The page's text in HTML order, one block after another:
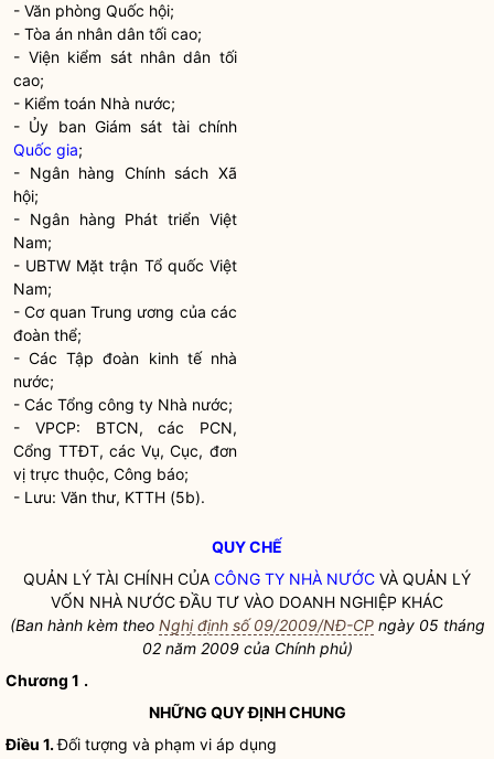
- Văn phòngQuốc hội;
- Tòa án nhân dân tối cao;
- Viện kiểm sát nhân dân tối
cao;
- Kiểm toán Nhà nước;
- Ủy ban Giám sát tài chính
Quốc gia;
- Ngân hàng Chính sách Xã
hội;
- Ngân hàng Phát triển Việt
Nam;
- UBTW Mặt trận Tổ quốc Việt
Nam;
- Cơ quan Trung ương của các
đoàn thể;
- Các Tập đoàn kinh tế nhà
nước;
- Các Tổngcông ty Nhà nước;
- VPCP: BTCN, các PCN,
Cổng TTĐT, các Vụ, Cục, đơn
vị trực thuộc, Công báo;
- Lưu: Văn thư, KTTH (5b).
QUY CHẾ
QUẢN LÝ TÀI CHÍNH CỦA CÔNG TY NHÀ NƯỚC VÀ QUẢN LÝ
VỐN NHÀ NƯỚC ĐẦU TƯ VÀO DOANH NGHIỆP KHÁC
(Ban hành kèm theo Nghị định số 09/2009/NĐ-CPngày 05 tháng
02 năm 2009 của Chính phủ)
Chương 1 .
NHỮNG QUY ĐỊNH CHUNG
Điều 1.Đối tượng và phạm vi áp dụng